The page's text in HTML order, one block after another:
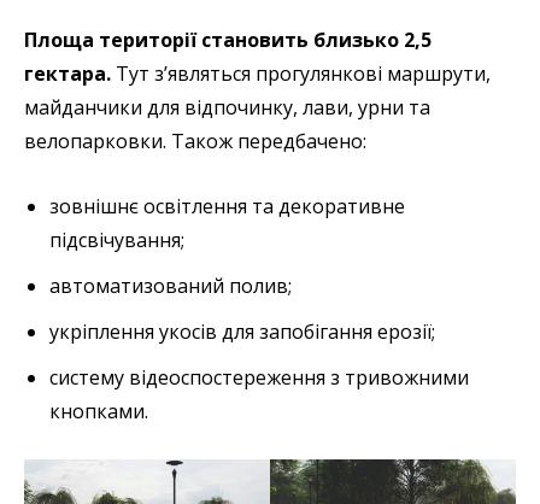
Площа території становить близько 2,5
гектара. Тут з’являться прогулянкові маршрути,
майданчики для відпочинку, лави, урни та
велопарковки. Також передбачено:
зовнішнє освітлення та декоративне
підсвічування;
автоматизований полив;
укріплення укосів для запобігання ерозії;
систему відеоспостереження з тривожними
кнопками.